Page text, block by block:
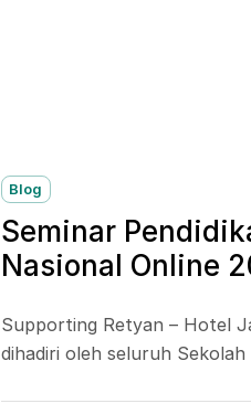
Blog
Seminar
Nasional Online
Supporting Retyan – Hotel
dihadiri oleh seluruh